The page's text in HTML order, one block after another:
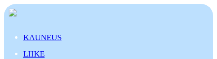
KAUNEUS
LIIKE